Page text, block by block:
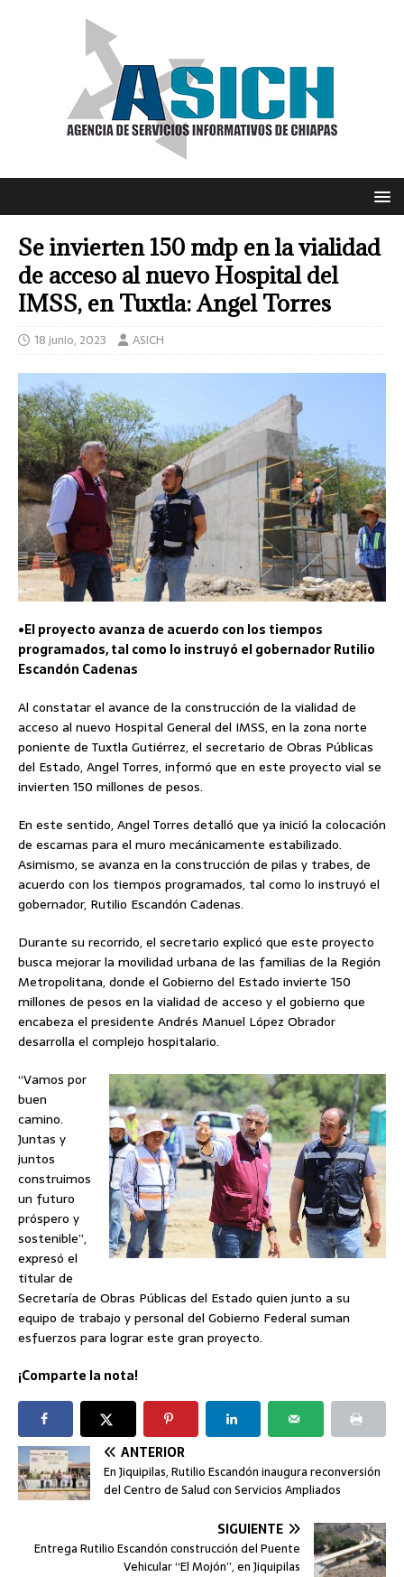
Se invierten 150 mdp en la vialidad
de acceso al nuevo Hospital del
IMSS, en Tuxtla: Angel Torres
18 junio, 2023 ASICH
•El proyecto avanza de acuerdo con los tiempos
programados, tal como lo instruyó el gobernador Rutilio
Escandón Cadenas
Al constatar el avance de la construcción de la vialidad de
acceso al nuevo Hospital General del IMSS, en la zona norte
poniente de Tuxtla Gutiérrez, el secretario de Obras Públicas
del Estado, Angel Torres, informó que en este proyecto vial se
invierten 150 millones de pesos.
En este sentido, Angel Torres detalló que ya inició la colocación
de escamas para el muro mecánicamente estabilizado.
Asimismo, se avanza en la construcción de pilas y trabes, de
acuerdo con los tiempos programados, tal como lo instruyó el
gobernador, Rutilio Escandón Cadenas.
Durante su recorrido, el secretario explicó que este proyecto
busca mejorar la movilidad urbana de las familias de la Región
Metropolitana, donde el Gobierno del Estado invierte 150
millones de pesos en la vialidad de acceso y el gobierno que
encabeza el presidente Andrés Manuel López Obrador
desarrolla el complejo hospitalario.
“Vamos por
buen
camino.
Juntas y
juntos
construimos
un futuro
próspero y
sostenible”,
expresó el
titular de
Secretaría de Obras Públicas del Estado quien junto a su
equipo de trabajo y personal del Gobierno Federal suman
esfuerzos para lograr este gran proyecto.
¡Comparte la nota!
ANTERIOR
En Jiquipilas, Rutilio Escandón inaugura reconversión
del Centro de Salud con Servicios Ampliados
SIGUIENTE
Entrega Rutilio Escandón construcción del Puente
Vehicular “El Mojón”, en Jiquipilas